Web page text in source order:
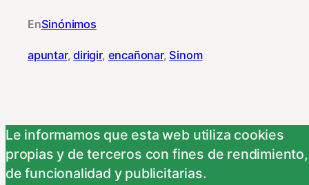
EnSinónimos
apuntar, dirigir, encañonar, Sinom
NEXT
Le informamos que esta web utiliza cookies
propias y de terceros con fines de rendimiento,
de funcionalidad y publicitarias.